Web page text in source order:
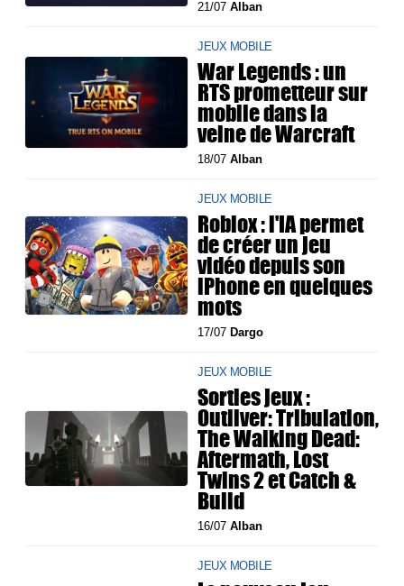
21/07Alban
JEUX MOBILE
War Legends : un
RTS prometteur sur
mobile dans la
veine de Warcraft
18/07Alban
JEUX MOBILE
Roblox : l'IA permet
de créer un jeu
vidéo depuis son
iPhone en quelques
mots
17/07 Dargo
JEUX MOBILE
Sorties jeux :
Outliver: Tribulation,
The Walking Dead:
Aftermath, Lost
Twins 2 et Catch &
Build
16/07Alban
JEUX MOBILE